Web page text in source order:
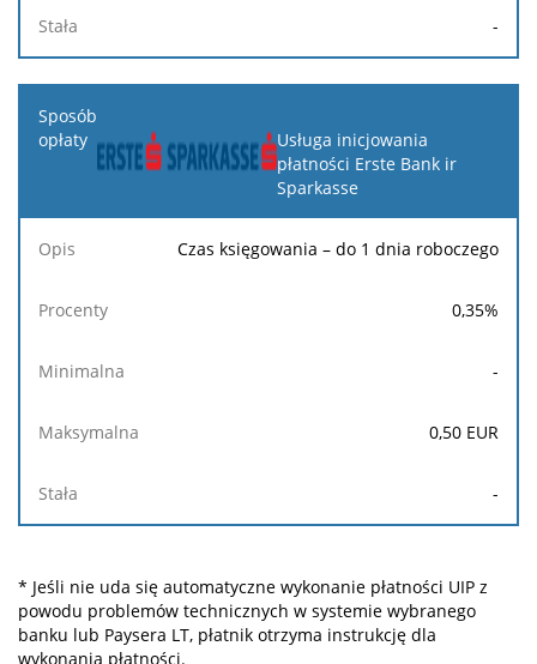
-
Usługa inicjowania
płatności Erste Bank ir
Sparkasse
Czas księgowania – do 1 dnia roboczego
0,35%
-
0,50 EUR
-
* Jeśli nie uda się automatyczne wykonanie płatności UIP z
powodu problemów technicznych w systemie wybranego
banku lub Paysera LT, płatnik otrzyma instrukcję dla
wykonania płatności.